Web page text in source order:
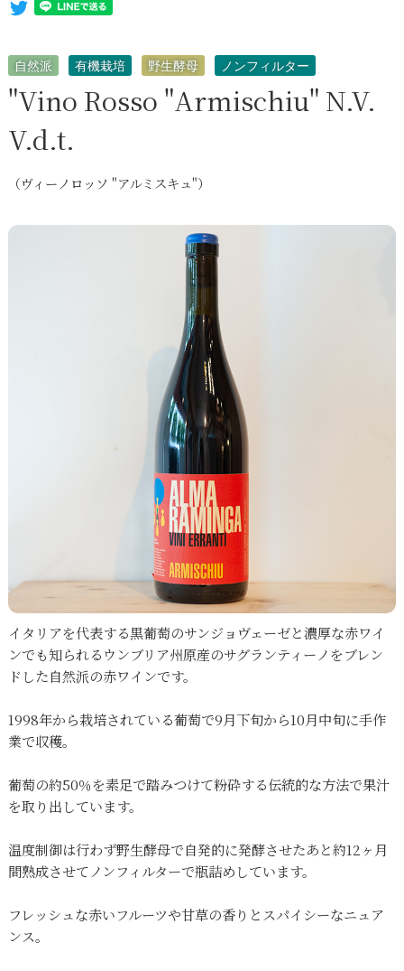
自然派 有機栽培 野生酵母 ノンフィルター
"Vino Rosso "Armischiu" N.V.
V.d.t.
（ヴィーノロッソ "アルミスキュ"）
イタリアを代表する黒葡萄のサンジョヴェーゼと濃厚な赤ワイ
ンでも知られるウンブリア州原産のサグランティーノをブレン
ドした自然派の赤ワインです。
1998年から栽培されている葡萄で9月下旬から10月中旬に手作
業で収穫。
葡萄の約50％を素足で踏みつけて粉砕する伝統的な方法で果汁
を取り出しています。
温度制御は行わず野生酵母で自発的に発酵させたあと約12ヶ月
間熟成させてノンフィルターで瓶詰めしています。
フレッシュな赤いフルーツや甘草の香りとスパイシーなニュア
ンス。